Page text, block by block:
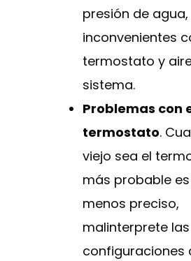
presión de agua,
inconvenientes
termostato y
sistema.
Problemas con
termostato.
viejo sea el
más probable
menos preciso,
malinterprete las
configuraciones